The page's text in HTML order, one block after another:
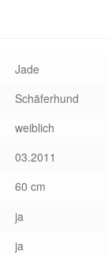
Jade
Schäferhund
weiblich
03.2011
60 cm
ja
ja